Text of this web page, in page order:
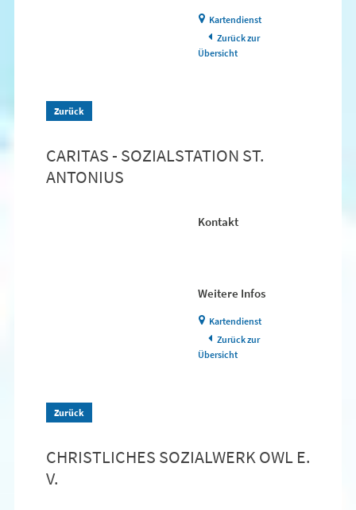
Kartendienst
Zurück zur
Übersicht
Zurück
CARITAS - SOZIALSTATION ST.
ANTONIUS
Kontakt
Weitere Infos
Kartendienst
Zurück zur
Übersicht
Zurück
CHRISTLICHES SOZIALWERK OWL E.
V.